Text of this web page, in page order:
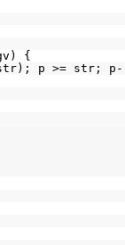
{
p >= str;